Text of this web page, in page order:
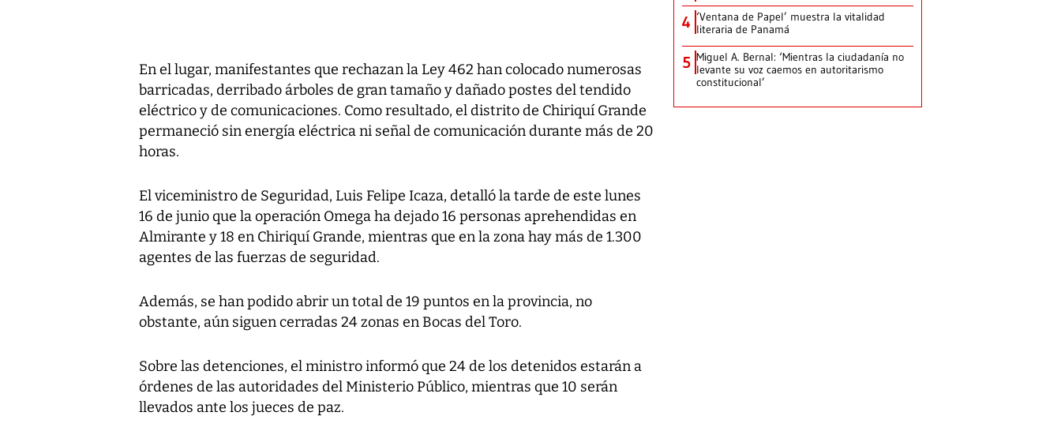
En el lugar, manifestantes que rechazan la Ley 462 han colocado numerosas
barricadas, derribado árboles de gran tamaño y dañado postes del tendido
eléctrico y de comunicaciones. Como resultado, el distrito de Chiriquí Grande
permaneció sin energía eléctrica ni señal de comunicación durante más de 20
horas.
El viceministro de Seguridad, Luis Felipe Icaza, detalló la tarde de este lunes
16 de junio que la operación Omega ha dejado 16 personas aprehendidas en
Almirante y 18 en Chiriquí Grande, mientras que en la zona hay más de 1.300
agentes de las fuerzas de seguridad.
Además, se han podido abrir un total de 19 puntos en la provincia, no
obstante, aún siguen cerradas 24 zonas en Bocas del Toro.
Sobre las detenciones, el ministro informó que 24 de los detenidos estarán a
órdenes de las autoridades del Ministerio Público, mientras que 10 serán
llevados ante los jueces de paz.
4 ‘Ventana de Papel’ muestra la vitalidad
literaria de Panamá
5 Miguel A. Bernal: ‘Mientras la ciudadanía no
levante su voz caemos en autoritarismo
constitucional’